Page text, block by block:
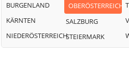
BURGENLAND
KÄRNTEN
NIEDERÖSTERREICH
OBERÖSTERREICH
SALZBURG
STEIERMARK